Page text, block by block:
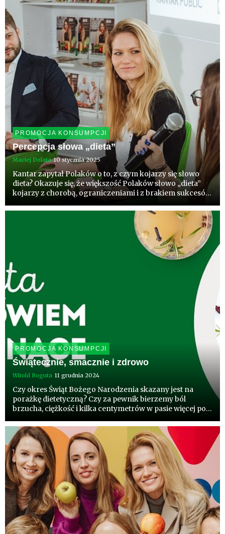
się tkanki ...
PROMOCJA KONSUMPCJI
Percepcja słowa „dieta”
Maciej Dolata 10 stycznia 2025
Kantar zapytał Polaków o to, z czym kojarzy się słowo
dieta? Okazuje się, że większość Polaków słowo „dieta”
kojarzy z chorobą, ograniczeniami i z brakiem sukcesów.
producenci zapraszamy do współpracy wszystkich, któ...
PROMOCJA KONSUMPCJI
Świątecznie, smacznie i zdrowo
Witold Boguta 11 grudnia 2024
Czy okres Świąt Bożego Narodzenia skazany jest na
porażkę dietetyczną? Czy za pewnik bierzemy ból
brzucha, ciężkość i kilka centymetrów w pasie więcej po
wszystkiego i przy tym jeść zdrowo? Można! Należy
jednak podejść ...